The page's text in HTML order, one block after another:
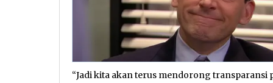
“Jadi kita akan terus mendorong transparansi